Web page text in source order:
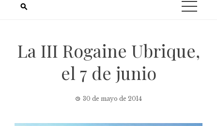
La III Rogaine Ubrique,
el 7 de junio
30 de mayo de 2014